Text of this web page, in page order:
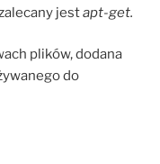
jestapt-get.
plików, dodana
do